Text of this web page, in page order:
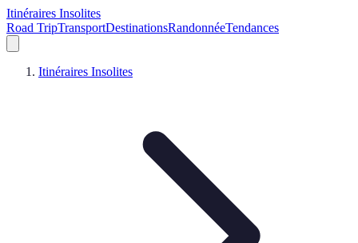
Itinéraires Insolites
Road TripTransportDestinationsRandonnéeTendances
Itinéraires Insolites